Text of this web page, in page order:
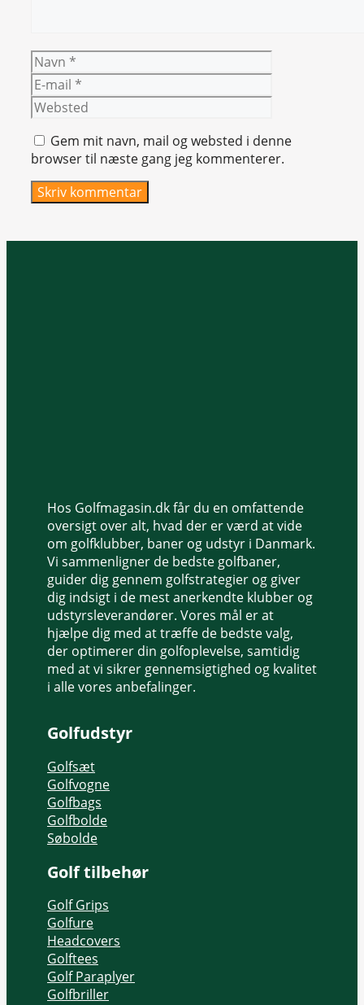
Navn
mail
Gem mit navn, mail og websted i denne
browser til næste gang jeg kommenterer.
Hos Golfmagasin.dk får du en omfattende
oversigt over alt, hvad der er værd at vide
om golfklubber, baner og udstyr i Danmark.
Vi sammenligner de bedste golfbaner,
guider dig gennem golfstrategier og giver
dig indsigt i de mest anerkendte klubber og
udstyrsleverandører. Vores mål er at
hjælpe dig med at træffe de bedste valg,
der optimerer din golfoplevelse, samtidig
med at vi sikrer gennemsigtighed og kvalitet
i alle vores anbefalinger.
Golfudstyr
Golfsæt
Golfvogne
Golfbags
Golfbolde
Søbolde
Golf tilbehør
Golf Grips
Golfure
Headcovers
Golftees
Golf Paraplyer
Golfbriller